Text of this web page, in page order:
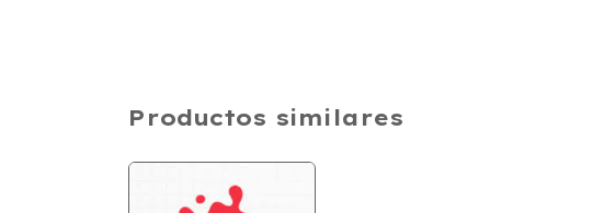
Productos similares